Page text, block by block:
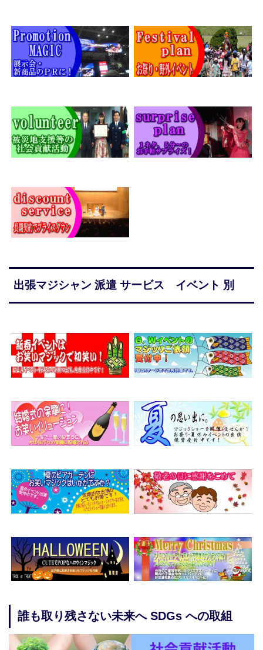
出張マジシャン 派遣 サービス イベント 別
誰も取り残さない未来へ SDGs への取組